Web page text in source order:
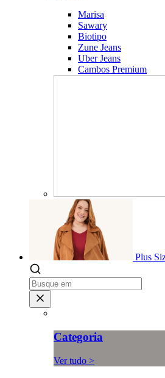
Marisa
Sawary
Biotipo
Zune Jeans
Uber Jeans
Cambos Premium
Plus
Categoria
Ver tudo >